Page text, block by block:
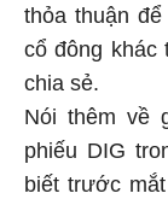
thỏa thuận
cổ đông khác
chia sẻ.
Nói thêm về
phiếu DIG
biết trước